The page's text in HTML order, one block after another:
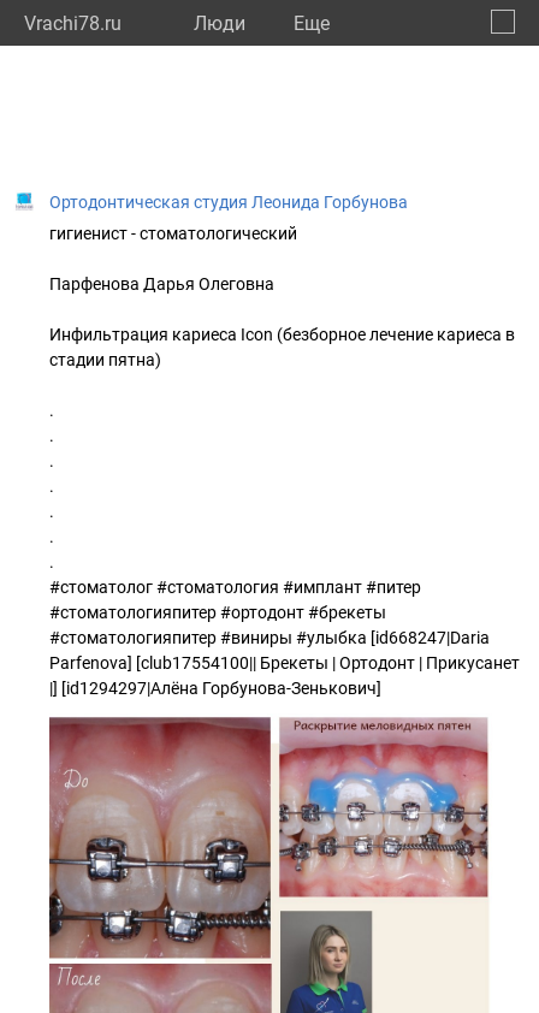
Vrachi78.ru Люди Eще
Ортодонтическая студия Леонида Горбунова
гигиенист - стоматологический
Парфенова Дарья Олеговна
Инфильтрация кариеса Icon (безборное лечение кариеса в
стадии пятна)
.
.
.
.
.
.
.
#стоматолог #стоматология #имплант #питер
#стоматологияпитер #ортодонт #брекеты
#стоматологияпитер #виниры #улыбка [id668247|Daria
Parfenova] [club17554100|| Брекеты | Ортодонт | Прикусанет
|] [id1294297|Алёна Горбунова-Зенькович]